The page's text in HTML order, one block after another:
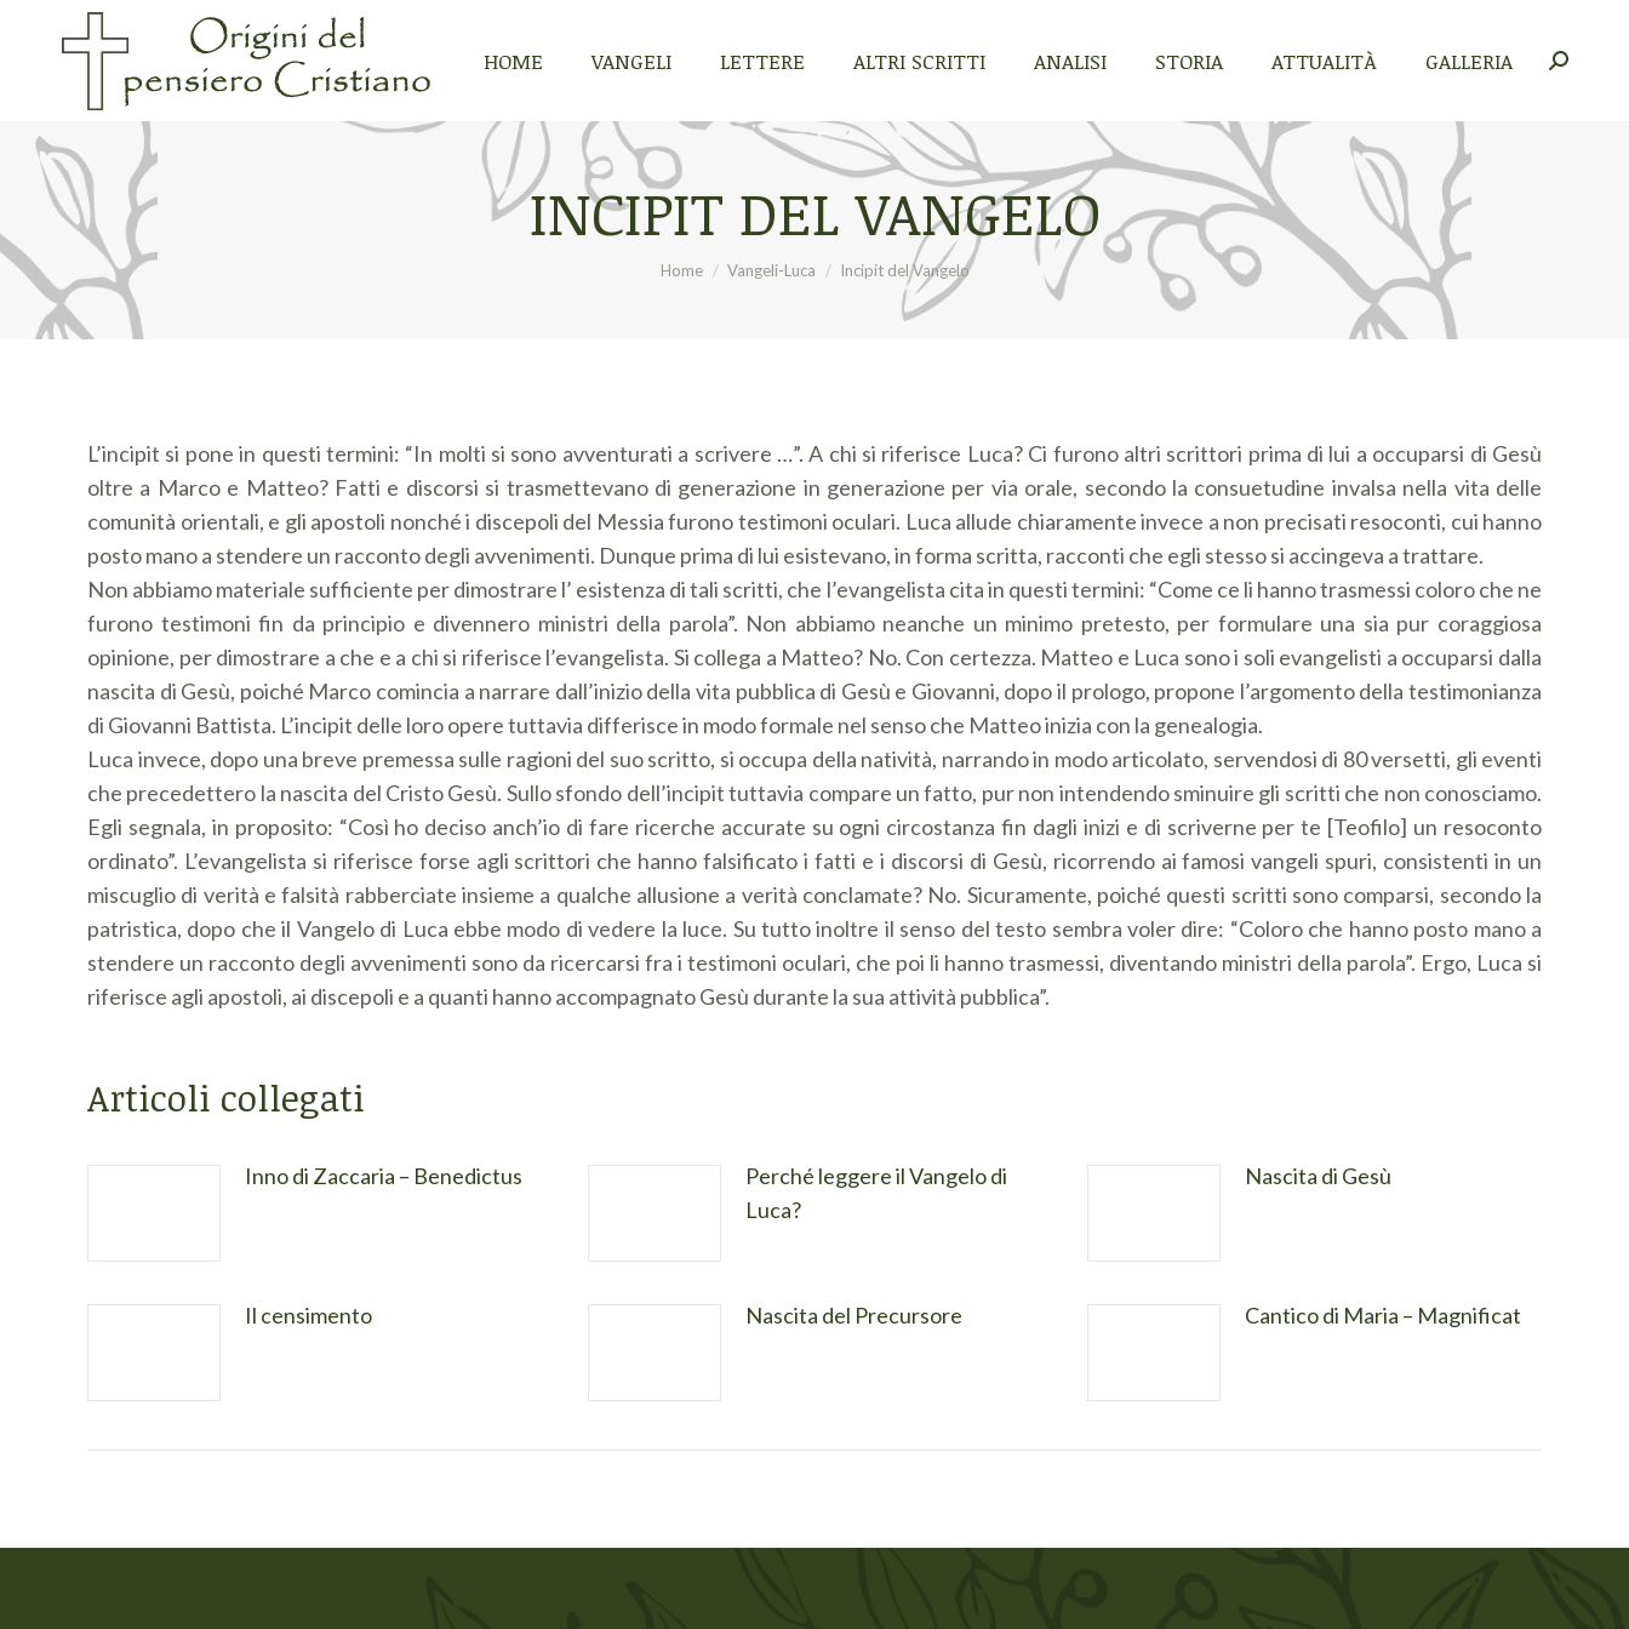
HOME VANGELI LETTERE ALTRI SCRITTI ANALISI STORIA ATTUALITÀ GALLERIA Cerca:
INCIPIT DEL VANGELO
Tu sei qui:
Home Vangeli-Luca Incipit del Vangelo
L’incipit si pone in questi termini: “In molti si sono avventurati a scrivere …”. A chi si riferisce Luca? Ci furono altri scrittori prima di lui a occuparsi di Gesù
oltre a Marco e Matteo? Fatti e discorsi si trasmettevano di generazione in generazione per via orale, secondo la consuetudine invalsa nella vita delle
comunità orientali, e gli apostoli nonché i discepoli del Messia furono testimoni oculari. Luca allude chiaramente invece a non precisati resoconti, cui hanno
posto mano a stendere un racconto degli avvenimenti. Dunque prima di lui esistevano, in forma scritta, racconti che egli stesso si accingeva a trattare.
Non abbiamo materiale sufficiente per dimostrare l’ esistenza di tali scritti, che l’evangelista cita in questi termini: “Come ce li hanno trasmessi coloro che ne
furono testimoni fin da principio e divennero ministri della parola”. Non abbiamo neanche un minimo pretesto, per formulare una sia pur coraggiosa
opinione, per dimostrare a che e a chi si riferisce l’evangelista. Si collega a Matteo? No. Con certezza. Matteo e Luca sono i soli evangelisti a occuparsi dalla
nascita di Gesù, poiché Marco comincia a narrare dall’inizio della vita pubblica di Gesù e Giovanni, dopo il prologo, propone l’argomento della testimonianza
di Giovanni Battista. L’incipit delle loro opere tuttavia differisce in modo formale nel senso che Matteo inizia con la genealogia.
Luca invece, dopo una breve premessa sulle ragioni del suo scritto, si occupa della natività, narrando in modo articolato, servendosi di 80 versetti, gli eventi
che precedettero la nascita del Cristo Gesù. Sullo sfondo dell’incipit tuttavia compare un fatto, pur non intendendo sminuire gli scritti che non conosciamo.
Egli segnala, in proposito: “Così ho deciso anch’io di fare ricerche accurate su ogni circostanza fin dagli inizi e di scriverne per te [Teofilo] un resoconto
ordinato”. L’evangelista si riferisce forse agli scrittori che hanno falsificato i fatti e i discorsi di Gesù, ricorrendo ai famosi vangeli spuri, consistenti in un
miscuglio di verità e falsità rabberciate insieme a qualche allusione a verità conclamate? No. Sicuramente, poiché questi scritti sono comparsi, secondo la
patristica, dopo che il Vangelo di Luca ebbe modo di vedere la luce. Su tutto inoltre il senso del testo sembra voler dire: “Coloro che hanno posto mano a
stendere un racconto degli avvenimenti sono da ricercarsi fra i testimoni oculari, che poi li hanno trasmessi, diventando ministri della parola”. Ergo, Luca si
riferisce agli apostoli, ai discepoli e a quanti hanno accompagnato Gesù durante la sua attività pubblica”.
Articoli collegati
Inno di Zaccaria – Benedictus
Perché leggere il Vangelo di
Luca?
Nascita di Gesù
Il censimento Nascita del Precursore Cantico di Maria – Magnificat
ATTUALITÀ Cerca: